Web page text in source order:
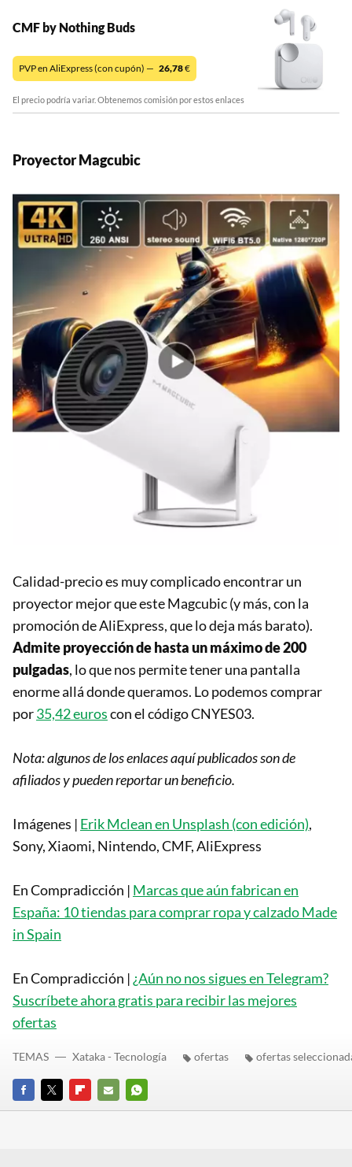
CMF by Nothing Buds
PVP en AliExpress (con cupón) — 26,78€
El precio podría variar. Obtenemos comisión por estos enlaces
Proyector Magcubic
Calidad-precio es muy complicado encontrar un
proyector mejor que este Magcubic (y más, con la
promoción de AliExpress, que lo deja más barato).
Admite proyección de hasta un máximo de 200
pulgadas, lo que nos permite tener una pantalla
enorme allá donde queramos. Lo podemos comprar
por35,42 euroscon el código CNYES03.
Nota: algunos de los enlaces aquí publicados son de
afiliados y pueden reportar un beneficio.
Imágenes | Erik Mclean en Unsplash (con edición),
Sony, Xiaomi, Nintendo, CMF, AliExpress
En Compradicción | Marcas que aún fabrican en
España: 10 tiendas para comprar ropa y calzado Made
in Spain
En Compradicción |¿Aún no nos sigues en Telegram?
Suscríbete ahora gratis para recibir las mejores
ofertas
FACEBOOK
TWITTERFLIPBOARD
E-
WHATSAPP
TEMAS Xataka - Tecnología ofertas ofertas